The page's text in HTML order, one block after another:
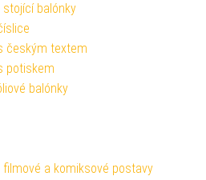
stojící balónky
českým textem
potiskem
balónky
filmové a komiksové postavy